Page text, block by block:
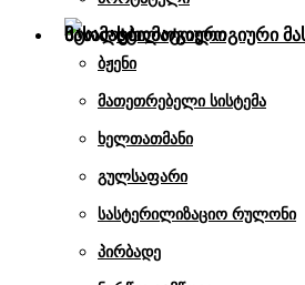
სტომატოლოგიური
ბჟენი
მათეთრებელი სისტემა
ხელთათმანი
გულსაფარი
სასტერილიზაციო რულონი
პირბადე